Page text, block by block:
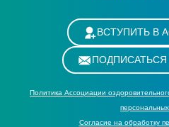
ВСТУПИТЬ В
Политика Ассоциации
Cогласие на обработку